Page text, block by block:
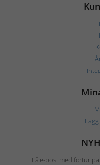
Få e-post med förtur